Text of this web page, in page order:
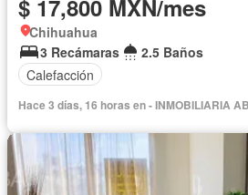
$ 17,800 MXN/mes
Chihuahua
3 Recámaras
2.5 Baños
Calefacción
Hace 3 días, 16 horas en - INMOBILIARIA